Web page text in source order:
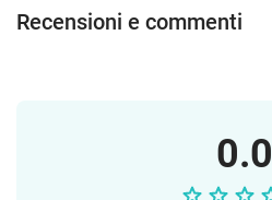
Recensioni e commenti
0.0